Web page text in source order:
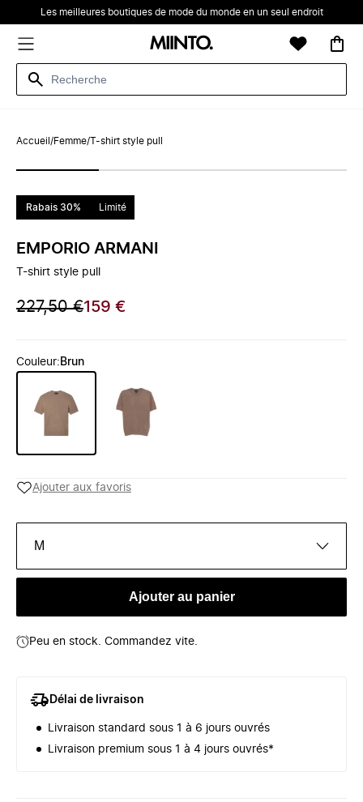
Les meilleures boutiques de mode du monde en un seul endroit
Accueil /Femme/T-shirt style pull
Rabais 30% Limité
EMPORIO ARMANI
T-shirt style pull
227,50 €159 €
Couleur: Brun
Ajouter aux favoris
M
Ajouter au panier
Peu en stock. Commandez vite.
Délai de livraison
Livraison standard sous 1 à 6 jours ouvrés
Livraison premium sous 1 à 4 jours ouvrés*